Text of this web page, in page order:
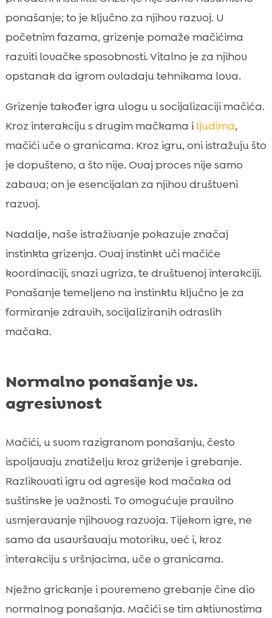
ponašanje; to je ključno za njihov razvoj. U
početnim fazama, grizenje pomaže mačićima
razviti lovačke sposobnosti. Vitalno je za njihov
opstanak da igrom ovladaju tehnikama lova.
Grizenje također igra ulogu u socijalizaciji mačića.
Kroz interakciju s drugim mačkama iljudima,
mačići uče o granicama. Kroz igru, oni istražuju što
je dopušteno, a što nije. Ovaj proces nije samo
zabava; on je esencijalan za njihov društveni
razvoj.
Nadalje, naše istraživanje pokazuje značaj
instinkta grizenja. Ovaj instinkt uči mačiće
koordinaciji, snazi ugriza, te društvenoj interakciji.
Ponašanje temeljeno na instinktu ključno je za
formiranje zdravih, socijaliziranih odraslih
mačaka.
Normalno ponašanje vs.
agresivnost
Mačići, u svom razigranom ponašanju, često
ispoljavaju znatiželju kroz griženje i grebanje.
Razlikovati igru od agresije kod mačaka od
suštinske je važnosti. To omogućuje pravilno
usmjeravanje njihovog razvoja. Tijekom igre, ne
samo da usavršavaju motoriku, već i, kroz
interakciju s vršnjacima, uče o granicama.
Nježno grickanje i povremeno grebanje čine dio
normalnog ponašanja. Mačići se tim aktivnostima